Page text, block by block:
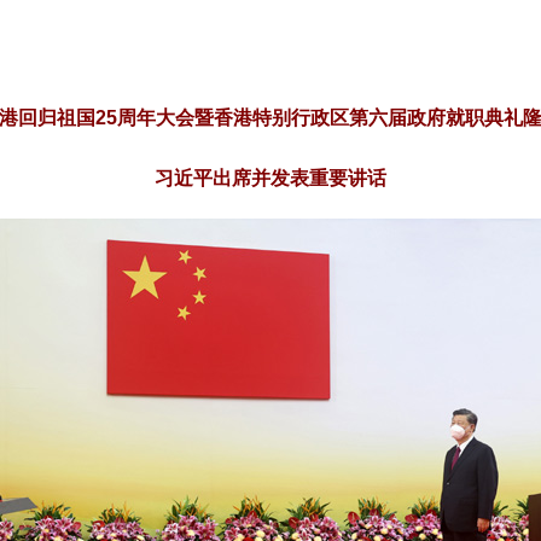
回归祖国25周年大会暨香港特别行政区第六届政府就职典礼
习近平出席并发表重要讲话